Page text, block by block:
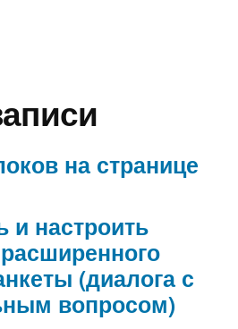
на странице
и настроить
(диалога с
вопросом)